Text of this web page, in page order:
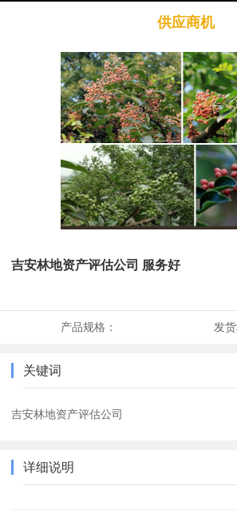
供应商机
吉安林地资产评估公司 服务好
产品规格： 发
关键词
吉安林地资产评估公司
详细说明